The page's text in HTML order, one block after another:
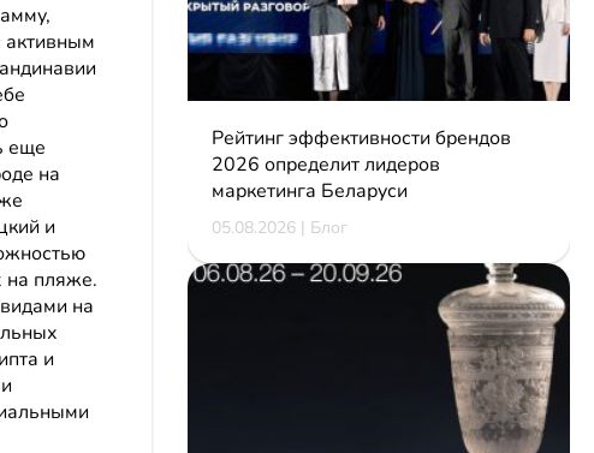
активным
еще
на
и
на пляже.
на
и
Рейтинг эффективности брендов
2026 определит лидеров
маркетинга Беларуси
05.08.2026 | Блог